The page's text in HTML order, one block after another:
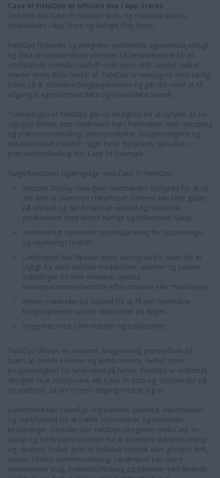
Case IH FieldOps er officielt live i App Stores
Den helt nye Case IH FieldOps web- og mobilapp kan nu
downloades i App Store og Google Play Store.
FieldOps forbinder og integrerer problemfrit agronomisk indsigt
og data om maskinernes ydeevne, så landmændene får et
omfattende overblik i realtid* over deres drift, uanset hvilket
mærke deres flåde består af. FieldOps er redesignet med særlig
fokus på at strømline brugeroplevelsen og gør det nemt at få
adgang til agronomiske data og maskindata overalt.
"Lanceringen af FieldOps gav os mulighed for at opfylde de tre
vigtigste behov, som landmænd har i forbindelse med opkobling
og præcisionsteknologi: interoperabilitet, brugervenlighed og
dataoverførsel i realtid", siger Peter Byrgesen, specialist i
præcisionsteknologi hos Case IH Danmark.
Nøglefunktioner tilgængelige med Case IH FieldOps:
Remote Display View giver landmanden mulighed for at se
alle dele af skærmen i førerhuset: Føreren kan blive guidet
på afstand og opnå minimal nedetid og maksimal
produktivitet med denne hurtige og målrettede hjælp.
Kontinuerligt opdateret maskinplacering for opdateringer
og vejvisning i realtid*.
Landmænd kan tilpasse deres visning ud fra, hvad der er
vigtigt for dem: indstille meddelelser, alarmer og justere
indstillinger for hver maskine, oprette
maskinparameterfavoritter efter maskine eller maskintype.
Aktivér mørk eller lys tilstand for at få den foretrukne
brugeroplevelse uanset tidspunktet på dagen.
Integreres med CNH-mærker og tredjeparter.
FieldOps tilbyder en ensartet, brugervenlig grænseflade på
tværs af mobile enheder og webbrowsere, hvilket sikrer
brugervenlighed for landmænd på farten. FieldOps er målrettet
designet til at inkorporere alle Case IH-data og -oplysninger på
én platform, så der er nem adgang med ét log-in.
Landmænd kan overvåge afgrødernes sundhed, vækststadier
og markforhold for at træffe informerede agronomiske
beslutninger. Desuden kan FieldOps integreres med Case IH-
udstyr og tredjepartssystemer for at strømline dataindsamling
og -analyse, hvilket giver et holistisk overblik over gårdens drift,
uanset flådens sammensætning. Landmænd kan spore
maskinernes brug, brændstofforbrug og ydeevne med løbende